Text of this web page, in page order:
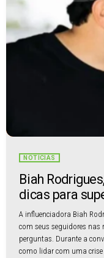
NOTÍCIAS
Biah
dicas para
A influenciadora Biah
com seus seguidores nas
perguntas. Durante a
como lidar com uma